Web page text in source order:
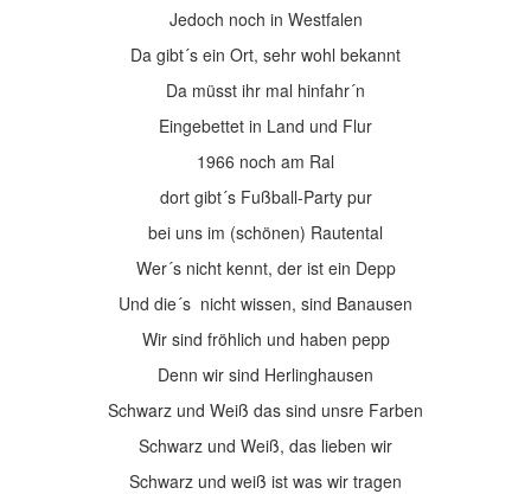
Jedoch noch in Westfalen
Da gibt´s ein Ort, sehr wohl bekannt
Da müsst ihr mal hinfahr´n
Eingebettet in Land und Flur
1966 noch am Ral
dort gibt´s Fußball-Party pur
bei uns im (schönen) Rautental
Wer´s nicht kennt, der ist ein Depp
Und die´s nicht wissen, sind Banausen
Wir sind fröhlich und haben pepp
Denn wir sind Herlinghausen
Schwarz und Weiß das sind unsre Farben
Schwarz und Weiß, das lieben wir
Schwarz und weiß ist was wir tragen